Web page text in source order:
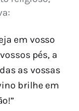
em vosso
pés, a
as vossas
brilhe em